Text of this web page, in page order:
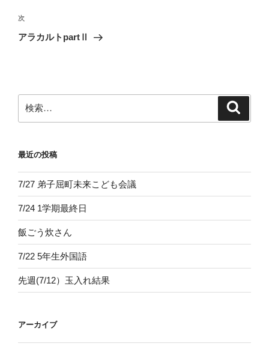
ビ
ゲ
ン
稿
次
の
次
アラカルトpartⅡ
索:
最近の投稿
7/27 弟子屈町未来こども会議
7/24 1学期最終日
飯ごう炊さん
7/22 5年生外国語
先週(7/12）玉入れ結果
アーカイブ